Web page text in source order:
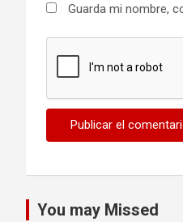
Guarda mi nombre,
You may Missed